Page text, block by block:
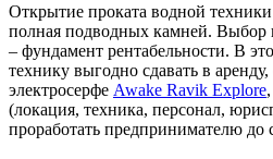
Открытие проката водной
полная подводных камней. Выбор
– фундамент рентабельности. В
технику выгодно сдавать в
электросерфе Awake Ravik Explore
(локация, техника, персонал,
проработать предпринимателю до